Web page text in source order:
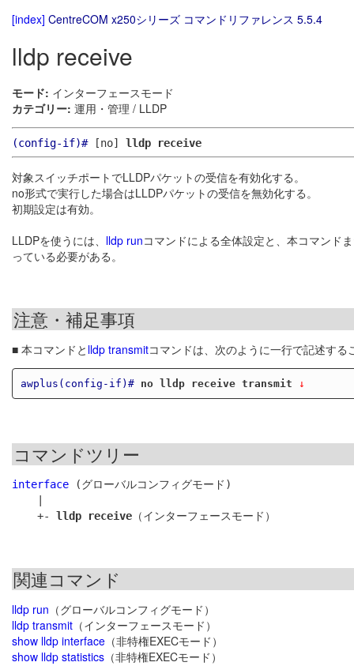
[index] CentreCOM x250シリーズ コマンドリファレンス 5.5.4
lldp receive
モード: インターフェースモード
カテゴリー: 運用・管理 / LLDP
(config-if)#[no] lldp receive
対象スイッチポートでLLDPパケットの受信を有効化する。
no形式で実行した場合はLLDPパケットの受信を無効化する。
初期設定は有効。
LLDPを使うには、 lldp runコマンドによる全体設定と、本コマンド
っている必要がある。
注意・補足事項
■ 本コマンドと lldp transmitコマンドは、次のように一行で記述する
awplus(config-if)# no lldp receive transmit ↓
コマンドツリー
interface (グローバルコンフィグモード)
    +-
lldp receive
関連コマンド
lldp run （グローバルコンフィグモード）
lldp transmit （インターフェースモード）
show lldp interface （非特権EXECモード）
show lldp statistics （非特権EXECモード）